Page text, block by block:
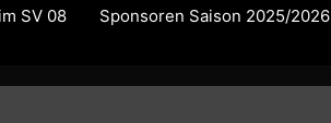
SV 08 Sponsoren Saison 2025/2026